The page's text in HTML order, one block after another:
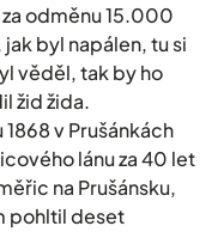
odměnu 15.000
byl napálen, tu si
věděl, tak by ho
žid žida.
v Prušánkách
lánu za 40 let
na Prušánsku,
pohltil deset